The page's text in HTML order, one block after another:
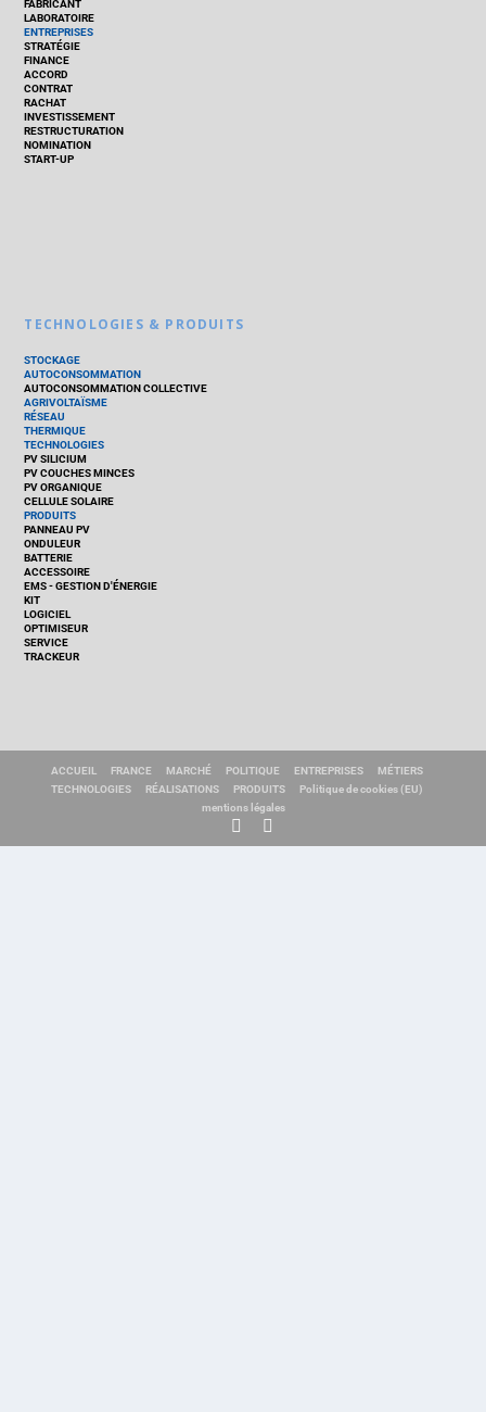
FABRICANT
LABORATOIRE
ENTREPRISES
STRATÉGIE
FINANCE
ACCORD
CONTRAT
RACHAT
INVESTISSEMENT
RESTRUCTURATION
NOMINATION
START-UP
TECHNOLOGIES & PRODUITS
STOCKAGE
AUTOCONSOMMATION
AUTOCONSOMMATION COLLECTIVE
AGRIVOLTAÏSME
RÉSEAU
THERMIQUE
TECHNOLOGIES
PV SILICIUM
PV COUCHES MINCES
PV ORGANIQUE
CELLULE SOLAIRE
PRODUITS
PANNEAU PV
ONDULEUR
BATTERIE
ACCESSOIRE
EMS - GESTION D'ÉNERGIE
KIT
LOGICIEL
OPTIMISEUR
SERVICE
TRACKEUR
ACCUEIL FRANCE MARCHÉ POLITIQUE ENTREPRISES
MÉTIERS
TECHNOLOGIES
RÉALISATIONS PRODUITS
Politique de cookies (EU)
mentions légales